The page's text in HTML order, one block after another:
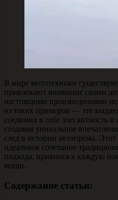
В мире мототехники
привлекают внимание своим
настоящими произведениями
из таких примеров — это
соединил в себе элегантность
создавая уникальное
след в истории автопрома.
идеальное сочетание
подхода, привнося в каждую
мощи.
Содержание статьи: